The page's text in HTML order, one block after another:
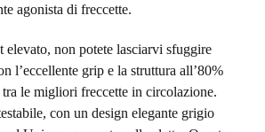
agonista di freccette.
elevato, non potete lasciarvi sfuggire
l’eccellente grip e la struttura all’80%
le migliori freccette in circolazione.
con un design elegante grigio